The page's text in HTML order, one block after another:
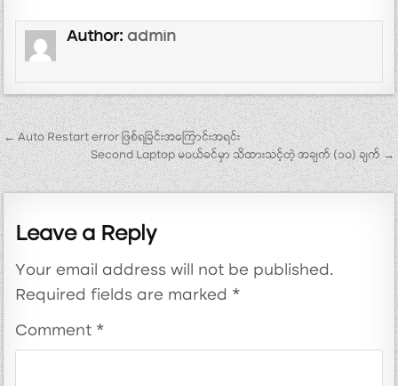
Author:admin
Post navigation
← Auto Restart error ဖြစ်ရခြင်းအကြောင်းအရင်း
Second Laptop မဝယ်ခင်မှာ သိထားသင့်တဲ့ အချက် (၁၀) ချက် →
Leave a Reply
Your email address will not be published.
Required fields are marked *
Comment *